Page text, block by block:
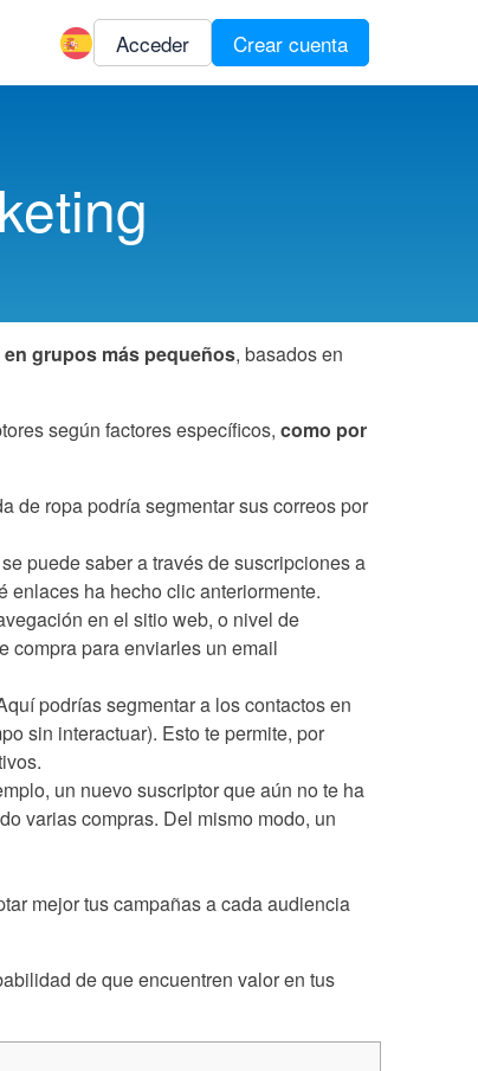
Acceder Crear cuenta
grupos más pequeños, basados en
según factores específicos, como por
de ropa podría segmentar sus correos por
puede saber a través de suscripciones a
enlaces ha hecho clic anteriormente.
en el sitio web, o nivel de
compra para enviarles un email
podrías segmentar a los contactos en
sin interactuar). Esto te permite, por
un nuevo suscriptor que aún no te ha
varias compras. Del mismo modo, un
mejor tus campañas a cada audiencia
de que encuentren valor en tus